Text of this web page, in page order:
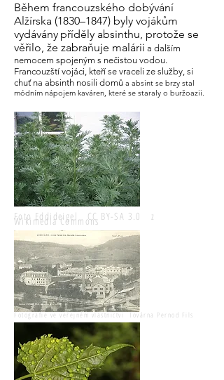
Během francouzského dobývání
Alžírska (1830–1847) byly vojákům
vydávány příděly absinthu, protože se
věřilo, že zabraňuje malárii a dalším
nemocem spojeným s nečistou vodou.
Francouzští vojáci, kteří se vraceli ze služby, si
chuť na absinth nosili domů a absint se brzy stal
módním nápojem kaváren, které se staraly o buržoazii.
Foto Eddideigel CC BY-SA 3.0 z
Wikimedia Commons
Fotografie ve veřejném vlastnictví Továrna Pernod Fils